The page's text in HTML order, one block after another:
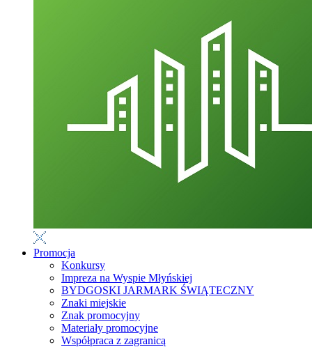
Promocja
Konkursy
Impreza na Wyspie Młyńskiej
BYDGOSKI JARMARK ŚWIĄTECZNY
Znaki miejskie
Znak promocyjny
Materiały promocyjne
Współpraca z zagranicą